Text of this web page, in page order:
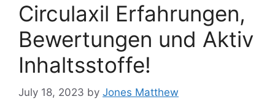
Circulaxil Erfahrungen,
Bewertungen und Aktiv
Inhaltsstoffe!
July 18, 2023 by Jones Matthew